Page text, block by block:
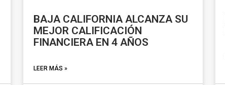
BAJA CALIFORNIA ALCANZA SU
MEJOR CALIFICACIÓN
FINANCIERA EN 4 AÑOS
LEER MÁS »